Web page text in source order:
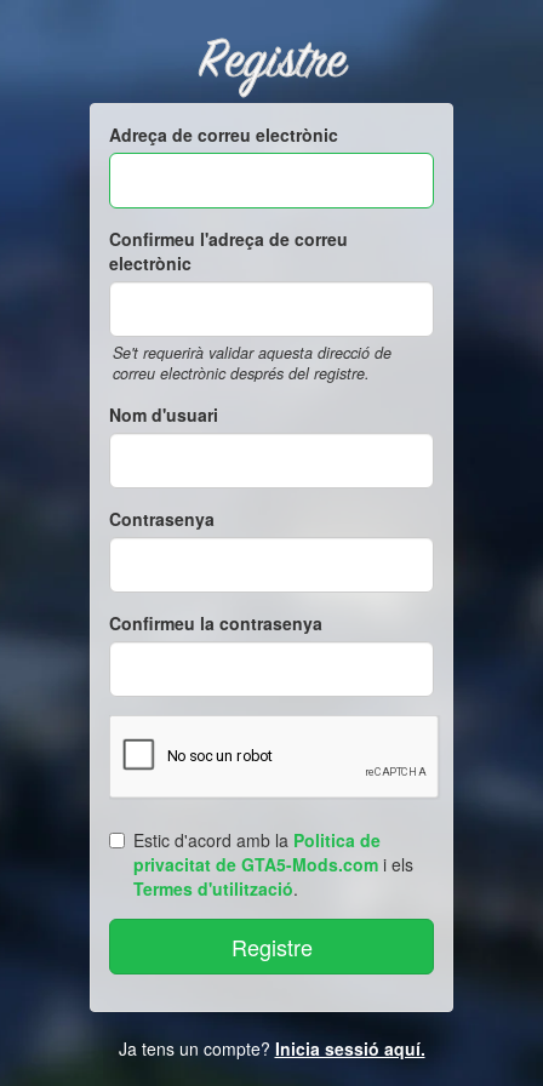
Registre
Adreça de correu electrònic
Confirmeu l'adreça de correu
electrònic
Se't requerirà validar aquesta direcció de
correu electrònic després del registre.
Nom d'usuari
Contrasenya
Confirmeu la contrasenya
Estic d'acord amb la Politica de
privacitat de GTA5-Mods.com i els
Termes d'utilització.
Ja tens un compte? Inicia sessió aquí.